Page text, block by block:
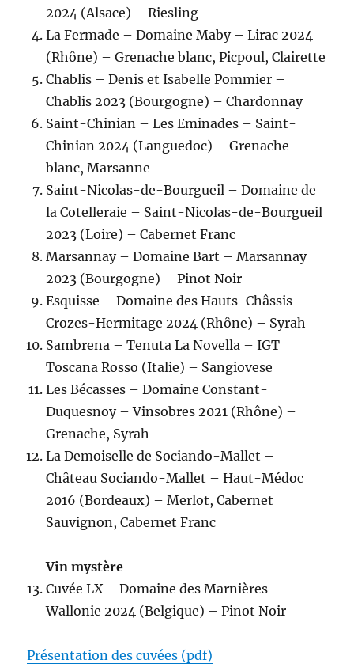
2024 (Alsace) – Riesling
La Fermade – Domaine Maby – Lirac 2024
(Rhône) – Grenache blanc, Picpoul, Clairette
Chablis – Denis et Isabelle Pommier –
Chablis 2023 (Bourgogne) – Chardonnay
Saint-Chinian – Les Eminades – Saint-
Chinian 2024 (Languedoc) – Grenache
blanc, Marsanne
Saint-Nicolas-de-Bourgueil – Domaine de
la Cotelleraie – Saint-Nicolas-de-Bourgueil
2023 (Loire) – Cabernet Franc
Marsannay – Domaine Bart – Marsannay
2023 (Bourgogne) – Pinot Noir
Esquisse – Domaine des Hauts-Châssis –
Crozes-Hermitage 2024 (Rhône) – Syrah
Sambrena – Tenuta La Novella – IGT
Toscana Rosso (Italie) – Sangiovese
Les Bécasses – Domaine Constant-
Duquesnoy – Vinsobres 2021 (Rhône) –
Grenache, Syrah
La Demoiselle de Sociando-Mallet –
Château Sociando-Mallet – Haut-Médoc
2016 (Bordeaux) – Merlot, Cabernet
Sauvignon, Cabernet Franc
Vin mystère
Cuvée LX – Domaine des Marnières –
Wallonie 2024 (Belgique) – Pinot Noir
Présentation des cuvées (pdf)